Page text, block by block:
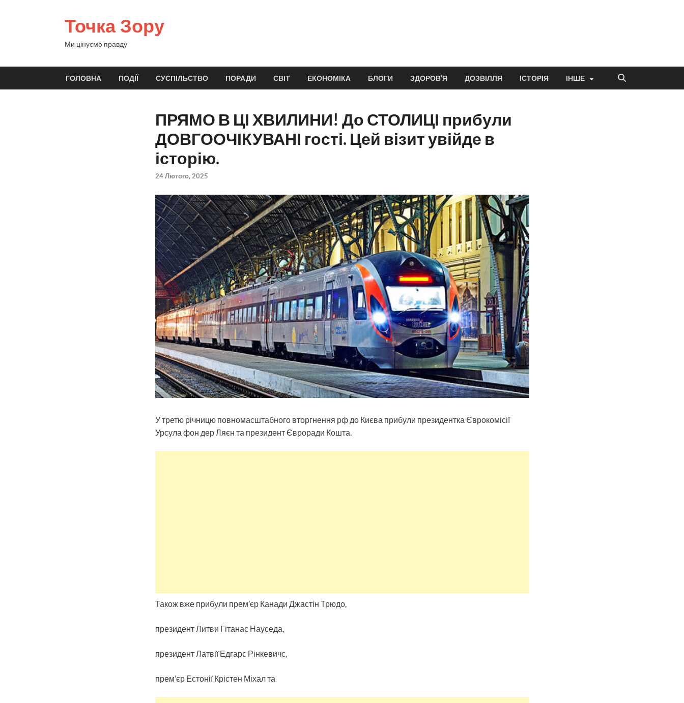
Точка Зору
Ми цінуємо правду
ГОЛОВНА ПОДІЇ СУСПІЛЬСТВО ПОРАДИ СВІТ ЕКОНОМІКА БЛОГИ ЗДОРОВ’Я ДОЗВІЛЛЯ ІСТОРІЯ ІНШЕ
ПРЯМО В ЦІ ХВИЛИНИ! До СТОЛИЦІ прибули
ДОВГООЧІКУВАНІ гості. Цей візит увійде в
історію.
24 Лютого, 2025
У третю річницю повномасштабного вторгнення рф до Києва прибули президентка Єврокомісії
Урсула фон дер Ляєн та президент Євроради Кошта.
Також вже прибули прем’єр Канади Джастін Трюдо,
президент Литви Гітанас Науседа,
президент Латвії Едгарс Рінкевичс,
прем’єр Естонії Крістен Міхал та